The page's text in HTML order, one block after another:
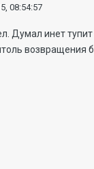
08:54:57
Думал инет
возвращения